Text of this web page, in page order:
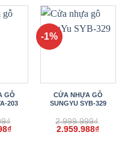
là:
2.959.988₫.
2.999.999₫.là:
GỖ
203
₫
₫Giá
-1%
CỬA NHỰA GỖ
SUNGYU SYB-329
2.999.999₫
Giá
2.959.988₫Giá